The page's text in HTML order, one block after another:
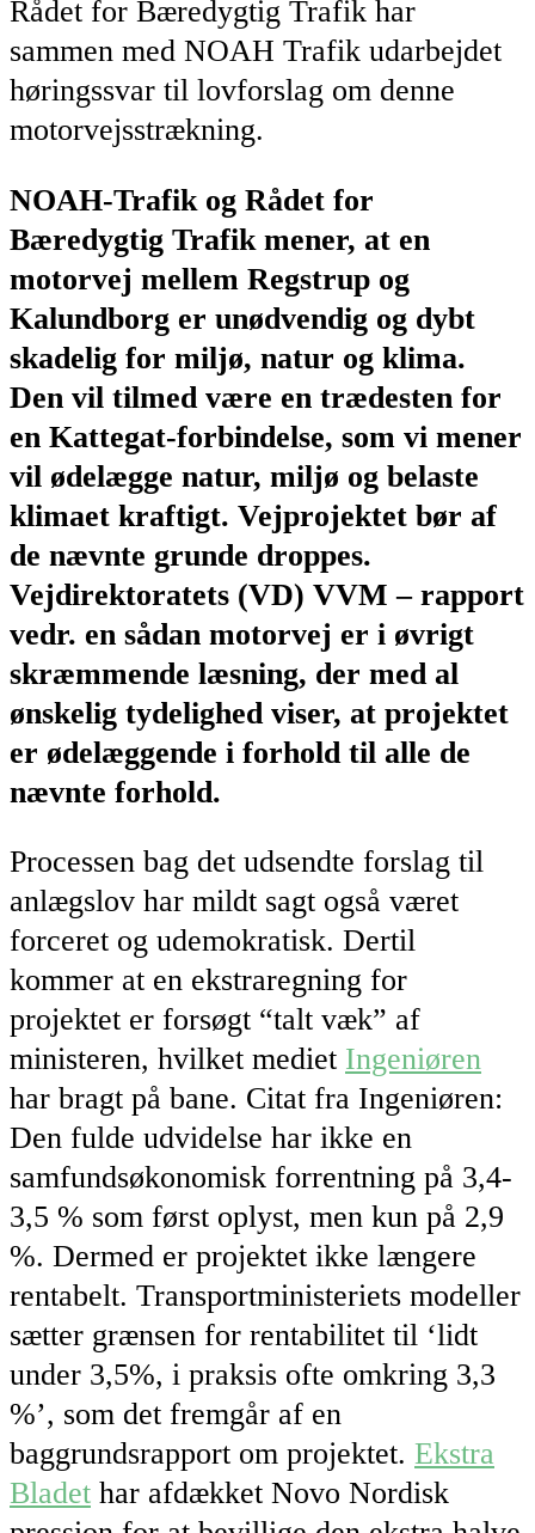
Rådet for Bæredygtig Trafik har
sammen med NOAH Trafik udarbejdet
høringssvar til lovforslag om denne
motorvejsstrækning.
NOAH-Trafik og Rådet for
Bæredygtig Trafik mener, at en
motorvej mellem Regstrup og
Kalundborg er unødvendig og dybt
skadelig for miljø, natur og klima.
Den vil tilmed være en trædesten for
en Kattegat-forbindelse, som vi mener
vil ødelægge natur, miljø og belaste
klimaet kraftigt. Vejprojektet bør af
de nævnte grunde droppes.
Vejdirektoratets (VD) VVM – rapport
vedr. en sådan motorvej er i øvrigt
skræmmende læsning, der med al
ønskelig tydelighed viser, at projektet
er ødelæggende i forhold til alle de
nævnte forhold.
Processen bag det udsendte forslag til
anlægslov har mildt sagt også været
forceret og udemokratisk. Dertil
kommer at en ekstraregning for
projektet er forsøgt “talt væk” af
ministeren, hvilket mediet Ingeniøren
har bragt på bane. Citat fra Ingeniøren:
Den fulde udvidelse har ikke en
samfundsøkonomisk forrentning på 3,4-
3,5 % som først oplyst, men kun på 2,9
%. Dermed er projektet ikke længere
rentabelt. Transportministeriets modeller
sætter grænsen for rentabilitet til ‘lidt
under 3,5%, i praksis ofte omkring 3,3
%’, som det fremgår af en
baggrundsrapport om projektet. Ekstra
Bladet har afdækket Novo Nordisk